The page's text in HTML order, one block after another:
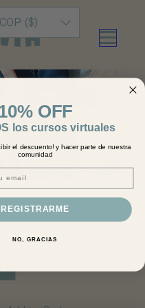
COP ($)
Beat Lab
Price
OFF
los cursos virtuales
el descuento! y hacer parte de nuestra
comunidad
REGISTRARME
NO, GRACIAS